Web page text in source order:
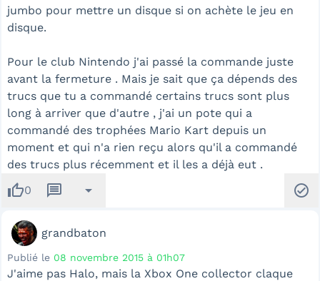
jumbo pour mettre un disque si on achète le jeu en
disque.
Pour le club Nintendo j'ai passé la commande juste
avant la fermeture . Mais je sait que ça dépends des
trucs que tu a commandé certains trucs sont plus
long à arriver que d'autre , j'ai un pote qui a
commandé des trophées Mario Kart depuis un
moment et qui n'a rien reçu alors qu'il a commandé
des trucs plus récemment et il les a déjà eut .
thumb_up0 message arrow_drop_down check_circle
grandbaton
Publié le 08 novembre 2015 à 01h07
J'aime pas Halo, mais la Xbox One collector claque